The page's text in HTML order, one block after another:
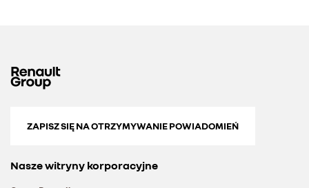
ZAPISZ SIĘ NA OTRZYMYWANIE POWIADOMIEŃ
Nasze witryny korporacyjne